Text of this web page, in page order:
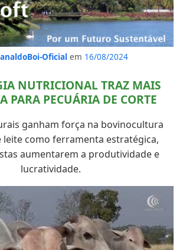
Oficial em 16/08/2024
NUTRICIONAL TRAZ MAIS
PARA PECUÁRIA DE CORTE
ganham força na bovinocultura
leite como ferramenta estratégica,
aumentarem a produtividade e
lucratividade.